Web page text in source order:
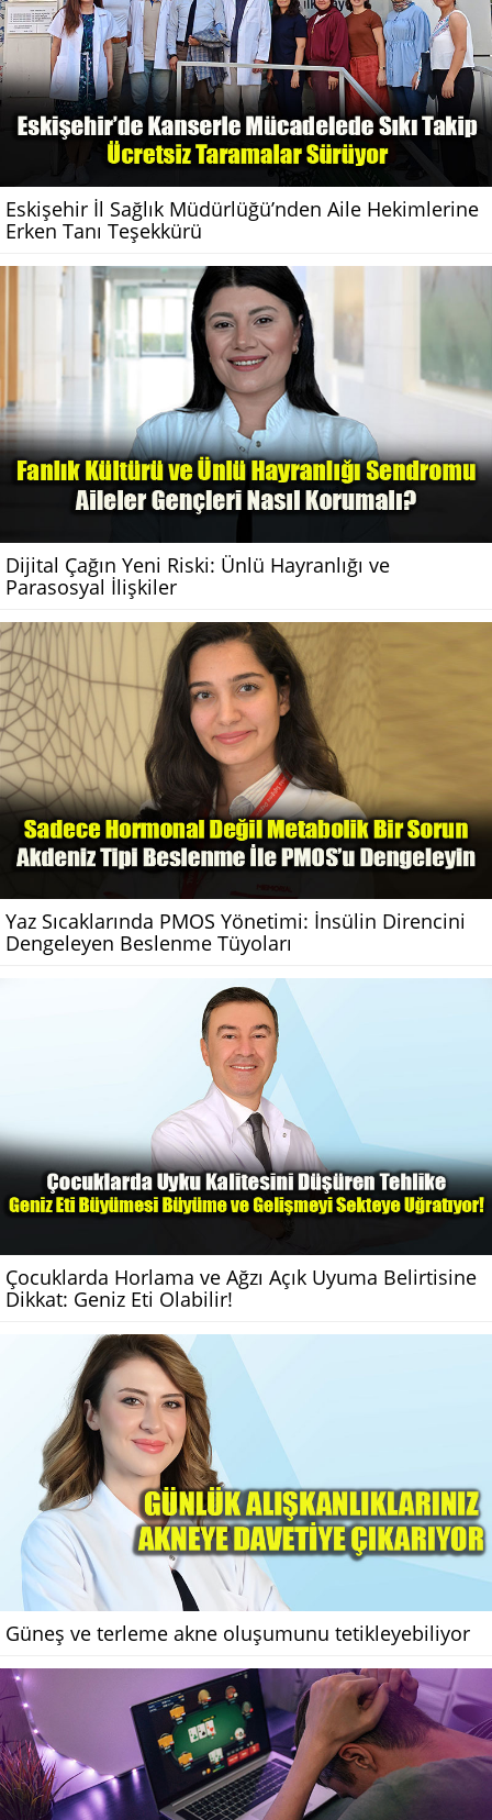
Eskişehir İl Sağlık Müdürlüğü’nden Aile Hekimlerine
Erken Tanı Teşekkürü
Dijital Çağın Yeni Riski: Ünlü Hayranlığı ve
Parasosyal İlişkiler
Yaz Sıcaklarında PMOS Yönetimi: İnsülin Direncini
Dengeleyen Beslenme Tüyoları
Çocuklarda Horlama ve Ağzı Açık Uyuma Belirtisine
Dikkat: Geniz Eti Olabilir!
Güneş ve terleme akne oluşumunu tetikleyebiliyor